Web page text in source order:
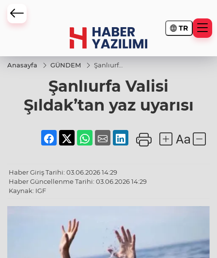
TR
Anasayfa GÜNDEM
Şanlıurfa
Şıldak’tan
yaz
Şanlıurfa Valisi
Şıldak’tan yaz uyarısı
Haber Giriş Tarihi: 03.06.2026 14:29
Haber Güncellenme Tarihi: 03.06.2026 14:29
Kaynak: IGF